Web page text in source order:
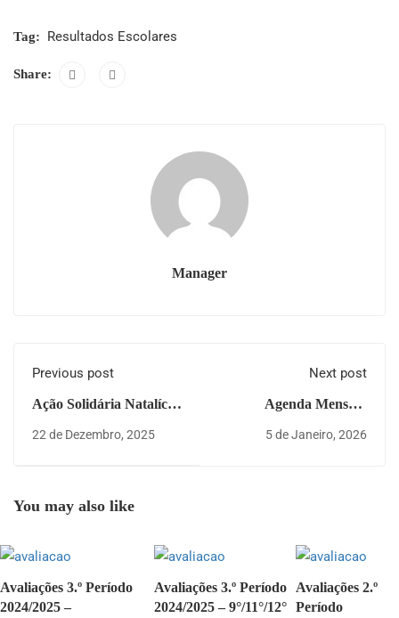
Tag: Resultados Escolares
Share:
Manager
Previous post
Ação Solidária Natalícia
Voluntariado
22 de Dezembro, 2025
Next post
Agenda Mensal -
5 de Janeiro, 2026
You may also like
Avaliações 3.º Período
2024/2025 –
Avaliações 3.º Período
2024/2025 – 9°/11°/12°
Avaliações 2.º
Período